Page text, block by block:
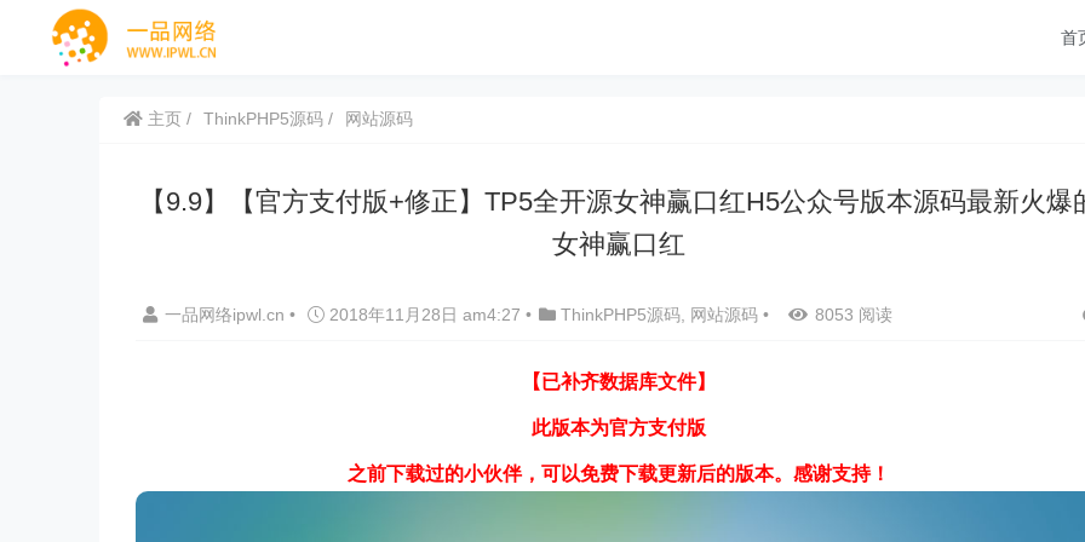
首
主页 ThinkPHP5源码 网站源码
【9.9】【官方支付版+修正】TP5全开源女神赢口红H5公众号版本源码最新火爆
女神赢口红
一品网络ipwl.cn • 2018年11月28日 am4:27 • ThinkPHP5源码 网站源码 • 8053 阅读
【已补齐数据库文件】
此版本为官方支付版
之前下载过的小伙伴，可以免费下载更新后的版本。感谢支持！